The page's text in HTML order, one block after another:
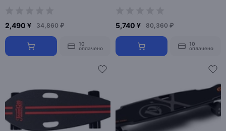
2,490 ¥ 34,860 ₽
10
оплачено
5,740 ¥ 80,360 ₽
10
оплачено